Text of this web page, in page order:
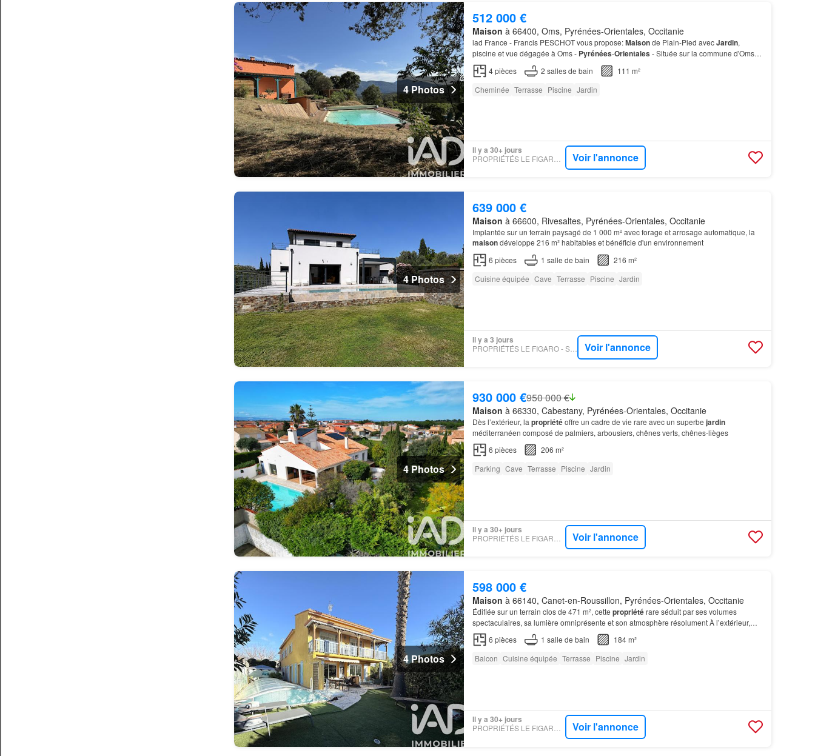
4 Photos
512 000 €
Maison à 66400, Oms, Pyrénées-Orientales, Occitanie
iad France - Francis PESCHOT vous propose:Maisonde Plain-Pied avecJardin,
piscine et vue dégagée à Oms - Pyrénées-Orientales - Située sur la commune d'Oms, à
moins de 10 minutes de Céret cette
maison
4pièces 2 salles de bain
111 m²
Cheminée Terrasse Piscine Jardin
Il y a 30+ jours
Voir l'annonce
4 Photos
639 000 €
Maison à 66600, Rivesaltes, Pyrénées-Orientales, Occitanie
Implantée sur un terrain paysagé de 1 000 m² avec forage et arrosage automatique, la
maisondéveloppe 216 m² habitables et bénéficie d'un environnement
6 pièces 1 salle de bain
216 m²
Cuisine équipée Cave Terrasse Piscine Jardin
Il y a 3 jours
PROPRIÉTÉS LE FIGARO - SQUARE HABITAT 66 Voir l'annonce
4 Photos
930 000 €950 000 €
Maison à 66330, Cabestany, Pyrénées-Orientales, Occitanie
Dès l’extérieur, la propriétéoffre un cadre de vie rare avec un superbe jardin
méditerranéen composé de palmiers, arbousiers, chênes verts, chênes-lièges
6 pièces
206 m²
Parking Cave Terrasse Piscine Jardin
Il y a 30+ jours
Voir l'annonce
4 Photos
598 000 €
Maison à 66140, Canet-en-Roussillon, Pyrénées-Orientales, Occitanie
Édifiée sur un terrain clos de 471 m², cette propriétérare séduit par ses volumes
spectaculaires, sa lumière omniprésente et son atmosphère résolument À l’extérieur,
jardin zen, bassin à carpes Koi, terrasses, spa et piscine…
6 pièces 1 salle de bain
184 m²
Balcon Cuisine équipée Terrasse Piscine Jardin
Il y a 30+ jours
Voir l'annonce